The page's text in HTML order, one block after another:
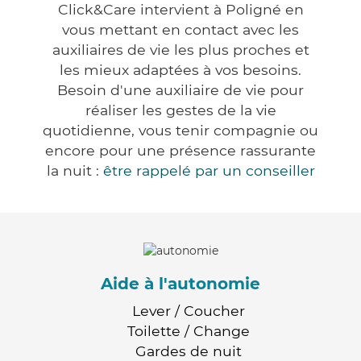
Click&Care intervient à Poligné en
vous mettant en contact avec les
auxiliaires de vie les plus proches et
les mieux adaptées à vos besoins.
Besoin d'une auxiliaire de vie pour
réaliser les gestes de la vie
quotidienne, vous tenir compagnie ou
encore pour une présence rassurante
la nuit : être rappelé par un conseiller
Aide à l'autonomie
Lever / Coucher
Toilette / Change
Gardes de nuit